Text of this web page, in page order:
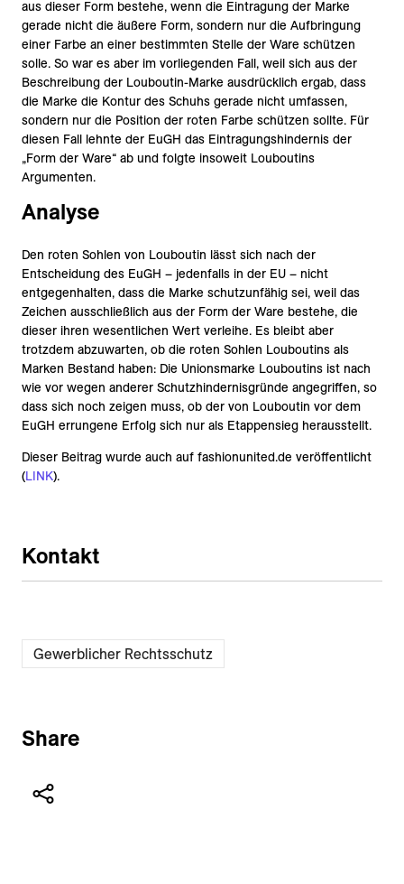
aus dieser Form bestehe, wenn die Eintragung der Marke
gerade nicht die äußere Form, sondern nur die Aufbringung
einer Farbe an einer bestimmten Stelle der Ware schützen
solle. So war es aber im vorliegenden Fall, weil sich aus der
Beschreibung der Louboutin-Marke ausdrücklich ergab, dass
die Marke die Kontur des Schuhs gerade nicht umfassen,
sondern nur die Position der roten Farbe schützen sollte. Für
diesen Fall lehnte der EuGH das Eintragungshindernis der
„Form der Ware“ ab und folgte insoweit Louboutins
Argumenten.
Analyse
Den roten Sohlen von Louboutin lässt sich nach der
Entscheidung des EuGH – jedenfalls in der EU – nicht
entgegenhalten, dass die Marke schutzunfähig sei, weil das
Zeichen ausschließlich aus der Form der Ware bestehe, die
dieser ihren wesentlichen Wert verleihe. Es bleibt aber
trotzdem abzuwarten, ob die roten Sohlen Louboutins als
Marken Bestand haben: Die Unionsmarke Louboutins ist nach
wie vor wegen anderer Schutzhindernisgründe angegriffen, so
dass sich noch zeigen muss, ob der von Louboutin vor dem
EuGH errungene Erfolg sich nur als Etappensieg herausstellt.
Dieser Beitrag wurde auch auf fashionunited.de veröffentlicht
(LINK).
Kontakt
Gewerblicher Rechtsschutz
Share